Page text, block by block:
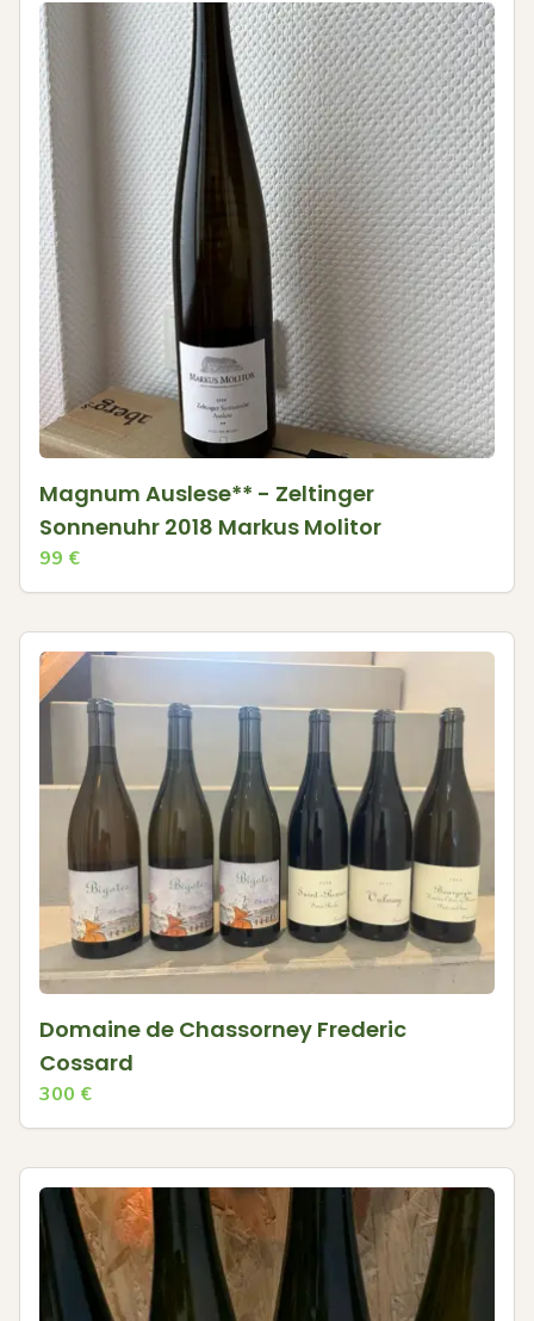
Magnum Auslese** - Zeltinger
Sonnenuhr 2018 Markus Molitor
99 €
Domaine de Chassorney Frederic
Cossard
300 €